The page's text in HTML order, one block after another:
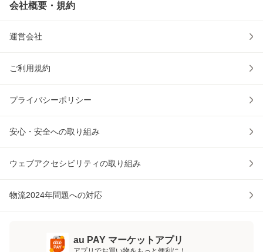
会社概要・規約
運営会社
ご利用規約
プライバシーポリシー
安心・安全への取り組み
ウェブアクセシビリティの取り組み
物流2024年問題への対応
au PAY マーケットアプリ